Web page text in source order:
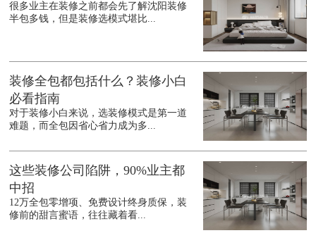
很多业主在装修之前都会先了解沈阳装修
半包多钱，但是装修选模式堪比...
装修全包都包括什么？装修小白
必看指南
对于装修小白来说，选装修模式是第一道
难题，而全包因省心省力成为多...
这些装修公司陷阱，90%业主都
中招
12万全包零增项、免费设计终身质保，装
修前的甜言蜜语，往往藏着看...